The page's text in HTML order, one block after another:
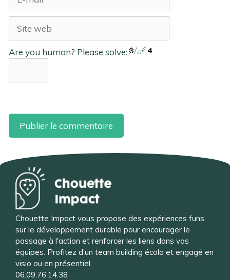
mail
web
Are you human? Please solve:
Chouette Impact vous propose des expériences funs
sur le développement durable pour encourager le
passage à l'action et renforcer les liens dans vos
équipes. Profitez d’un team building écolo et engagé en
visio ou en présentiel.
06.09.76.14.38